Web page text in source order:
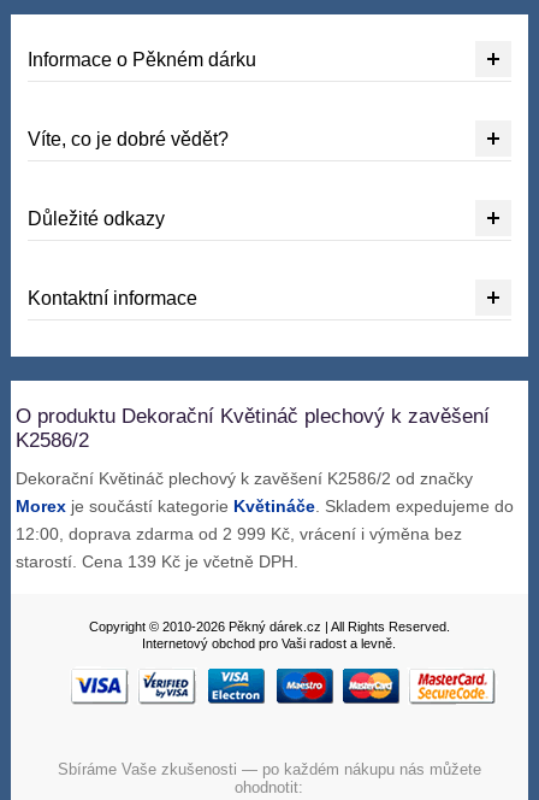
Informace o Pěkném dárku
Víte, co je dobré vědět?
Důležité odkazy
Kontaktní informace
O produktu Dekorační Květináč plechový k zavěšení
K2586/2
Dekorační Květináč plechový k zavěšení K2586/2 od značky
Morex je součástí kategorie Květináče . Skladem expedujeme do
12:00, doprava zdarma od 2 999 Kč, vrácení i výměna bez
starostí. Cena 139 Kč je včetně DPH.
Copyright © 2010-2026 Pěkný dárek.cz | All Rights Reserved.
Internetový obchod pro Vaši radost a levně.
Sbíráme Vaše zkušenosti — po každém nákupu nás můžete
ohodnotit: